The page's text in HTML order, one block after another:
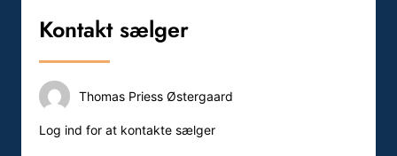
Kontakt sælger
Thomas Priess Østergaard
Log ind for at kontakte sælger